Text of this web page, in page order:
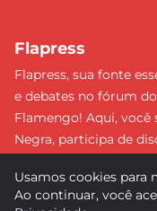
Flapress
Flapress, sua fonte
e debates no fórum
Flamengo! Aqui, você
Negra, participa de
lance e esteja
apaixonada do Brasil!
Usamos cookies para
Ao continuar, você